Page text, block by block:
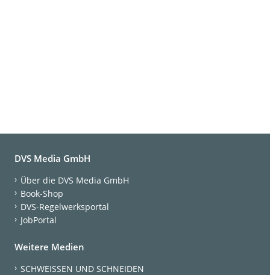
DVS Media GmbH
Über die DVS Media GmbH
Book-Shop
DVS-Regelwerksportal
JobPortal
Weitere Medien
SCHWEISSEN UND SCHNEIDEN